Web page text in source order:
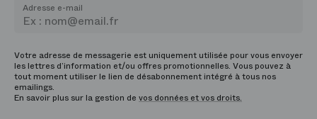
Adresse e-mail
Votre adresse de messagerie est uniquement utilisée pour vous envoyer
les lettres d’information et/ou offres promotionnelles. Vous pouvez à
tout moment utiliser le lien de désabonnement intégré à tous nos
emailings.
En savoir plus sur la gestion de vos données et vos droits.